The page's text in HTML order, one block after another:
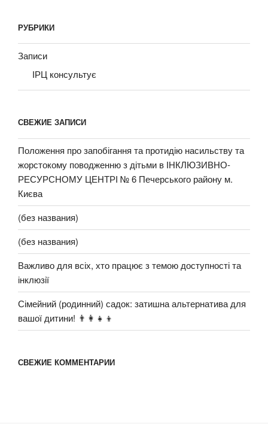
РУБРИКИ
Записи
ІРЦ консультує
СВЕЖИЕ ЗАПИСИ
Положення про запобігання та протидію насильству та
жорстокому поводженню з дітьми в ІНКЛЮЗИВНО-
РЕСУРСНОМУ ЦЕНТРІ № 6 Печерського району м.
Києва
(без названия)
(без названия)
Важливо для всіх, хто працює з темою доступності та
інклюзії
Сімейний (родинний) садок: затишна альтернатива для
вашої дитини! 👨‍👩‍👧‍👦
СВЕЖИЕ КОММЕНТАРИИ